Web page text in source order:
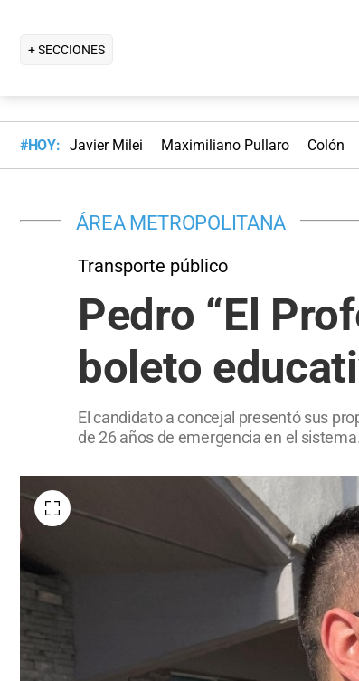
+ SECCIONES
#HOY: Javier Milei Maximiliano Pullaro Colón
ÁREA METROPOLITANA
Transporte público
Pedro “El
boleto
El candidato a concejal presentó sus
de 26 años de emergencia en el sistema.